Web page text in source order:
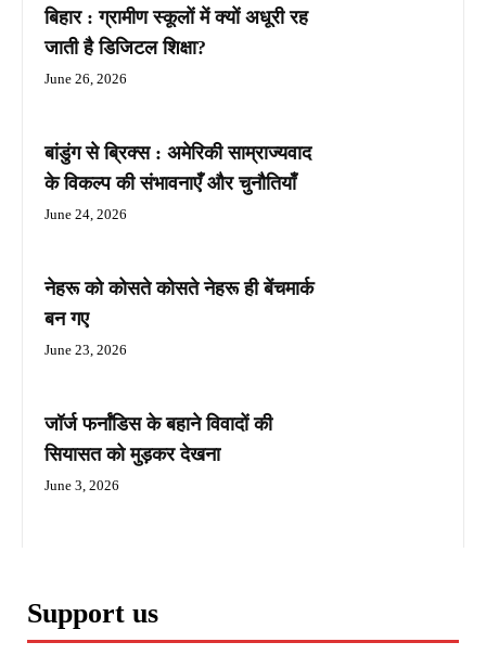
बिहार : ग्रामीण स्कूलों में क्यों अधूरी रह
जाती है डिजिटल शिक्षा?
June 26, 2026
बांडुंग से ब्रिक्स : अमेरिकी साम्राज्यवाद
के विकल्प की संभावनाएँ और चुनौतियाँ
June 24, 2026
नेहरू को कोसते कोसते नेहरू ही बेंचमार्क
बन गए
June 23, 2026
जॉर्ज फर्नांडिस के बहाने विवादों की
सियासत को मुड़कर देखना
June 3, 2026
Support us